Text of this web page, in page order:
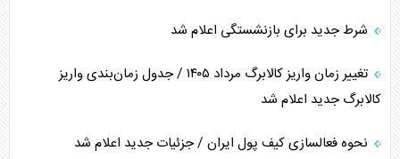
شرط جدید برای بازنشستگی اعلام شد
تغییر زمان واریز کالابرگ مرداد ۱۴۰۵ / جدول زمان‌بندی واریز
کالابرگ جدید اعلام شد
نحوه فعالسازی کیف پول ایران / جزئیات جدید اعلام شد